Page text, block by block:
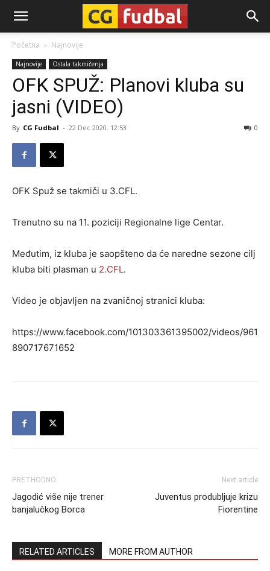
CG-
Fudbal
Početna Najnovije
Najnovije Ostala takmičenja
OFK SPUŽ: Planovi kluba su
jasni (VIDEO)
By CG Fudbal - 22 Dec 2020. 12:53 0
OFK Spuž se takmiči u 3.CFL.
Trenutno su na 11. poziciji Regionalne lige Centar.
Međutim, iz kluba je saopšteno da će naredne sezone cilj
kluba biti plasman u 2.CFL.
Video je objavljen na zvaničnoj stranici kluba:
https://www.facebook.com/101303361395002/videos/961
890717671652
PRETHODNO
Jagodić više nije trener
banjalučkog Borca
Next article
Juventus produbljuje krizu
Fiorentine
RELATED ARTICLES MORE FROM AUTHOR